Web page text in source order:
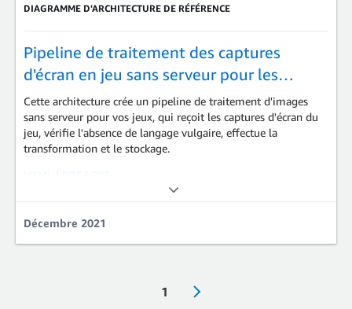
DIAGRAMME D'ARCHITECTURE DE RÉFÉRENCE
Pipeline de traitement des captures
d'écran en jeu sans serveur pour les…
Cette architecture crée un pipeline de traitement d'images
sans serveur pour vos jeux, qui reçoit les captures d'écran du
jeu, vérifie l'absence de langage vulgaire, effectue la
transformation et le stockage.
Décembre 2021
1